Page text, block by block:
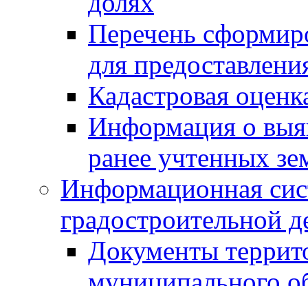
Перечень
для
Кадастровая
Информация о
ранее учтенных
Информационная
градостроительной
Документы